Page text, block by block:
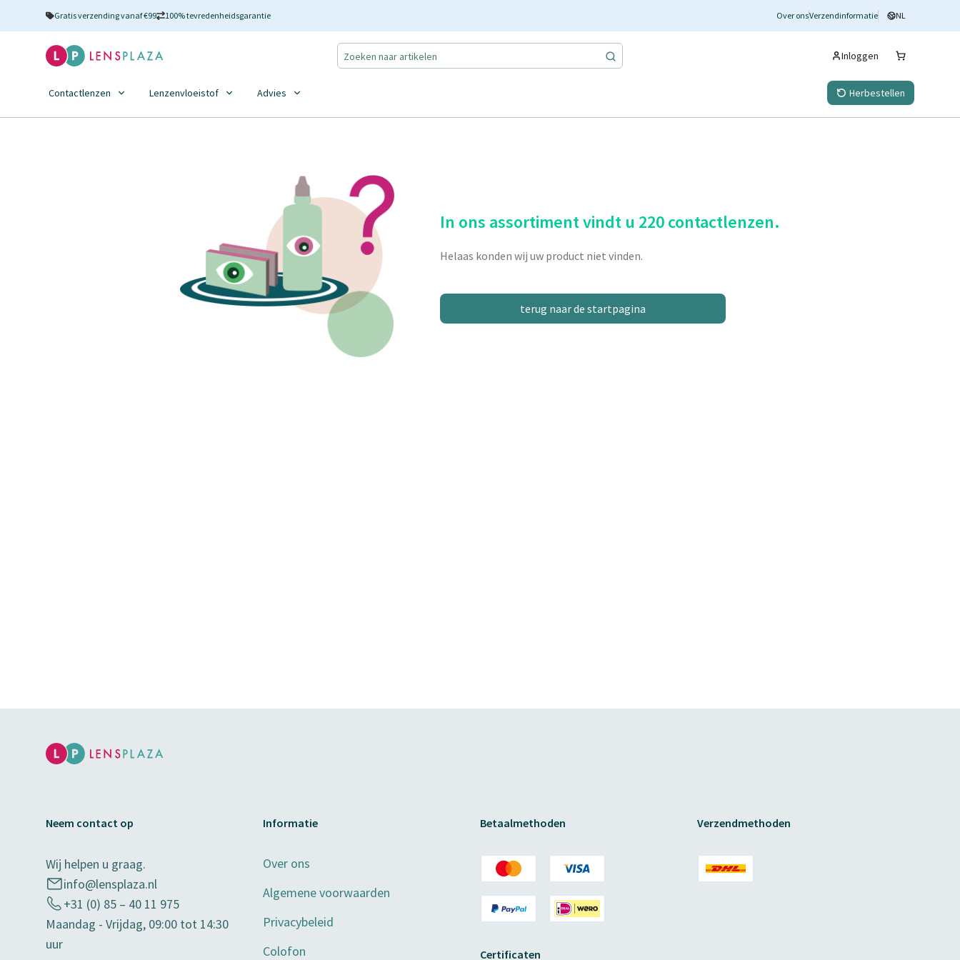
Gratis verzending vanaf €99 100% tevredenheidsgarantie Over onsVerzendinformatie NL
Inloggen
Contactlenzen Lenzenvloeistof Advies Herbestellen
In ons assortiment vindt u 220 contactlenzen.
Helaas konden wij uw product niet vinden.
terug naar de startpagina
Neem contact op
Wij helpen u graag.
info@lensplaza.nl
+31 (0) 85 – 40 11 975
Maandag - Vrijdag, 09:00 tot 14:30
uur
Informatie
Over ons
Algemene voorwaarden
Privacybeleid
Colofon
Betaalmethoden
Certificaten
Verzendmethoden